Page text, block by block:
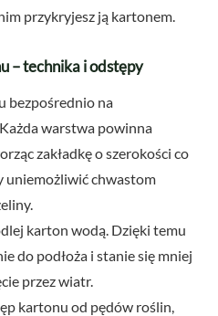
przykryjesz ją kartonem.
– technika i odstępy
bezpośrednio na
warstwa powinna
zakładkę o szerokości co
uniemożliwić chwastom
karton wodą. Dzięki temu
do podłoża i stanie się mniej
przez wiatr.
kartonu od pędów roślin,